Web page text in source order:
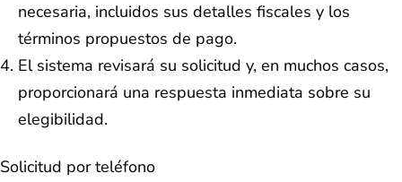
necesaria, incluidos sus detalles fiscales y los
términos propuestos de pago.
El sistema revisará su solicitud y, en muchos casos,
proporcionará una respuesta inmediata sobre su
elegibilidad.
Solicitud por teléfono